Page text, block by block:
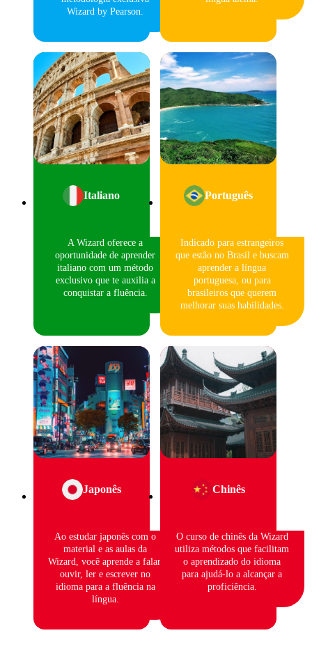
Wizard by Pearson.
Italiano
A Wizard oferece a
oportunidade de aprender
italiano com um método
exclusivo que te auxilia a
conquistar a fluência.
Português
Indicado para estrangeiros
que estão no Brasil e buscam
aprender a língua
portuguesa, ou para
brasileiros que querem
melhorar suas habilidades.
Japonês
Ao estudar japonês com o
material e as aulas da
Wizard, você aprende a falar,
ouvir, ler e escrever no
idioma para a fluência na
língua.
Chinês
O curso de chinês da Wizard
utiliza métodos que facilitam
o aprendizado do idioma
para ajudá-lo a alcançar a
proficiência.